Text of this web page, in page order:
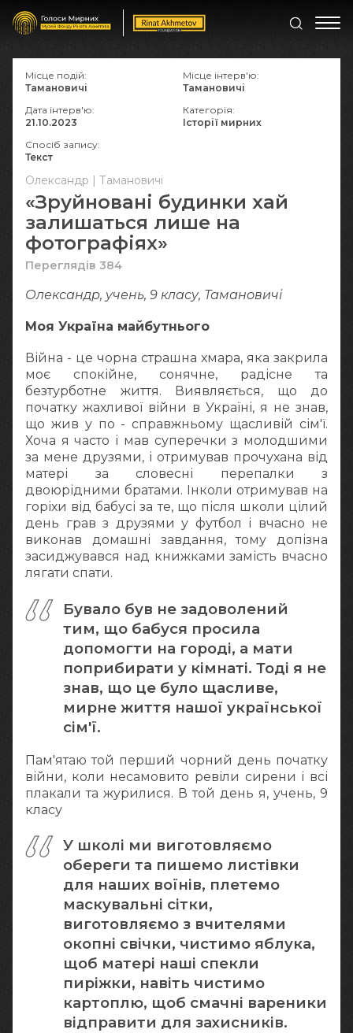
Олександр | Тамановичі
«Зруйновані будинки хай
залишаться лише на
фотографіях»
Переглядів 384
Олександр, учень, 9 класу, Тамановичі
Моя Україна майбутнього
Війна - це чорна страшна хмара, яка закрила
моє спокійне, сонячне, радісне та
безтурботне життя. Виявляється, що до
початку жахливої війни в Україні, я не знав,
що жив у по - справжньому щасливій сім'ї.
Хоча я часто і мав суперечки з молодшими
за мене друзями, і отримував прочухана від
матері за словесні перепалки з
двоюрідними братами. Інколи отримував на
горіхи від бабусі за те, що після школи цілий
день грав з друзями у футбол і вчасно не
виконав домашні завдання, тому допізна
засиджувався над книжками замість вчасно
лягати спати.
Бувало був не задоволений
тим, що бабуся просила
допомогти на городі, а мати
поприбирати у кімнаті. Тоді я не
знав, що це було щасливе,
мирне життя нашої української
сім'ї.
Пам'ятаю той перший чорний день початку
війни, коли несамовито ревіли сирени і всі
плакали та журилися. В той день я, учень, 9
класу
У школі ми виготовляємо
обереги та пишемо листівки
для наших воїнів, плетемо
маскувальні сітки,
виготовляємо з вчителями
окопні свічки, чистимо яблука,
щоб матері наші спекли
пиріжки, навіть чистимо
картоплю, щоб смачні вареники
відправити для захисників.
Місце подій:
Тамановичі
Місце інтерв'ю:
Тамановичі
Дата інтерв'ю:
21.10.2023
Категорія:
Історії мирних
Спосіб запису:
Текст